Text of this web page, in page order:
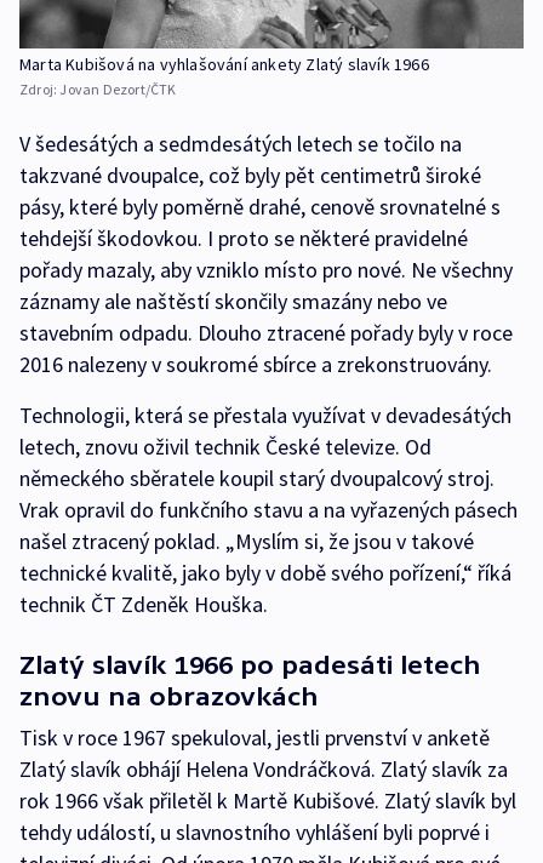
Marta Kubišová na vyhlašování ankety Zlatý slavík 1966
Zdroj: Jovan Dezort/ČTK
V šedesátých a sedmdesátých letech se točilo na
takzvané dvoupalce, což byly pět centimetrů široké
pásy, které byly poměrně drahé, cenově srovnatelné s
tehdejší škodovkou. I proto se některé pravidelné
pořady mazaly, aby vzniklo místo pro nové. Ne všechny
záznamy ale naštěstí skončily smazány nebo ve
stavebním odpadu. Dlouho ztracené pořady byly v roce
2016 nalezeny v soukromé sbírce a zrekonstruovány.
Technologii, která se přestala využívat v devadesátých
letech, znovu oživil technik České televize. Od
německého sběratele koupil starý dvoupalcový stroj.
Vrak opravil do funkčního stavu a na vyřazených pásech
našel ztracený poklad. „Myslím si, že jsou v takové
technické kvalitě, jako byly v době svého pořízení,“ říká
technik ČT Zdeněk Houška.
Zlatý slavík 1966 po padesáti letech
znovu na obrazovkách
Tisk v roce 1967 spekuloval, jestli prvenství v anketě
Zlatý slavík obhájí Helena Vondráčková. Zlatý slavík za
rok 1966 však přiletěl k Martě Kubišové. Zlatý slavík byl
tehdy událostí, u slavnostního vyhlášení byli poprvé i